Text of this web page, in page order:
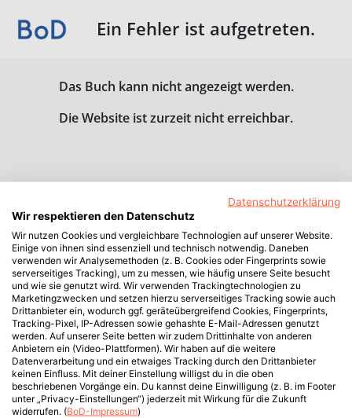
Ein Fehler ist aufgetreten.
Das Buch kann nicht angezeigt werden.
Die Website ist zurzeit nicht erreichbar.
Datenschutzerklärung
Wir respektieren den Datenschutz
Wir nutzen Cookies und vergleichbare Technologien auf unserer Website.
Einige von ihnen sind essenziell und technisch notwendig. Daneben
verwenden wir Analysemethoden (z. B. Cookies oder Fingerprints sowie
serverseitiges Tracking), um zu messen, wie häufig unsere Seite besucht
und wie sie genutzt wird. Wir verwenden Trackingtechnologien zu
Marketingzwecken und setzen hierzu serverseitiges Tracking sowie auch
Drittanbieter ein, wodurch ggf. geräteübergreifend Cookies, Fingerprints,
Tracking-Pixel, IP-Adressen sowie gehashte E-Mail-Adressen genutzt
werden. Auf unserer Seite betten wir zudem Drittinhalte von anderen
Anbietern ein (Video-Plattformen). Wir haben auf die weitere
Datenverarbeitung und ein etwaiges Tracking durch den Drittanbieter
keinen Einfluss. Mit deiner Einstellung willigst du in die oben
beschriebenen Vorgänge ein. Du kannst deine Einwilligung (z. B. im Footer
unter „Privacy-Einstellungen“) jederzeit mit Wirkung für die Zukunft
widerrufen. (BoD-Impressum)